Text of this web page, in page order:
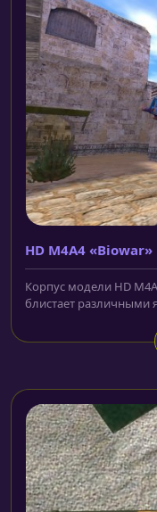
HD M4A4 «Biowar»
Корпус модели HD
блистает различными